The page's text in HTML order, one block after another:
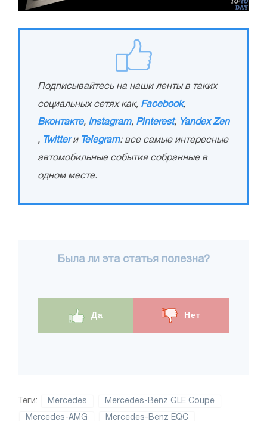
Подписывайтесь на наши ленты в таких
социальных сетях как, Facebook,
Вконтакте, Instagram, Pinterest, Yandex Zen
, Twitterи Telegram: все самые интересные
автомобильные события собранные в
одном месте.
Была ли эта статья полезна?
Да Нет
Теги: Mercedes Mercedes-Benz GLE Coupe
Mercedes-AMG Mercedes-Benz EQC